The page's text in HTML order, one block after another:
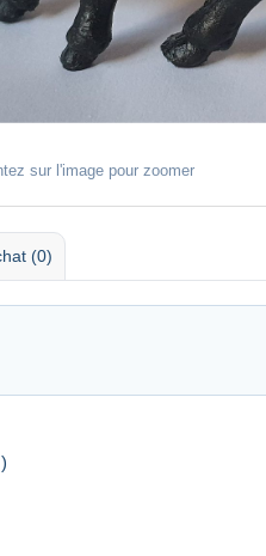
sur l'image pour zoomer
(0)